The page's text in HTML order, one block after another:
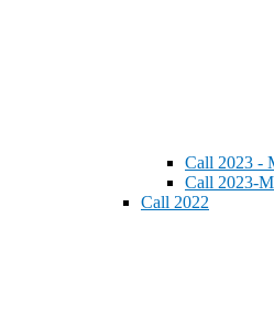
Call 2023 -
Call 2023-
Call 2022